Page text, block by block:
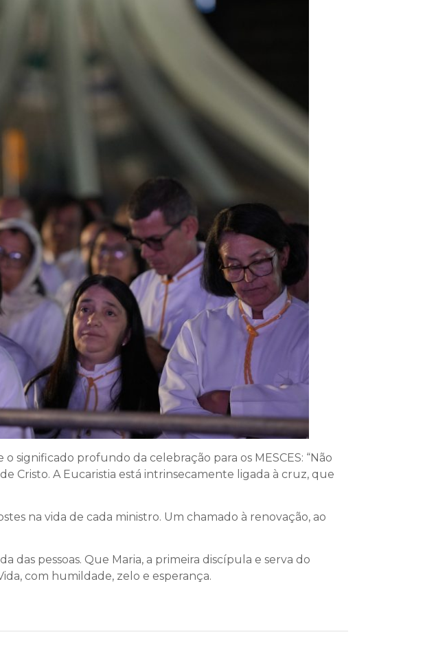
significado profundo da celebração para os MESCES: “Não
Cristo. A Eucaristia está intrinsecamente ligada à cruz, que
na vida de cada ministro. Um chamado à renovação, ao
das pessoas. Que Maria, a primeira discípula e serva do
com humildade, zelo e esperança.